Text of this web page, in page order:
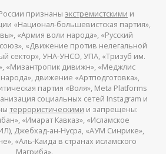
признаны экстремистскими и
«Национал-большевистская партия»,
«Армия воли народа», «Русский
«Движение против нелегальной
сектор», УНА-УНСО, УПА, «Тризуб им.
«Мизантропик дивижн», «Меджлис
народа», движение «Артподготовка»,
партия «Воля», Meta Platforms
социальных сетей Instagram и
террористическими и запрещены:
«Имарат Кавказ», «Исламское
Джебхад-ан-Нусра, «АУМ Синрике»,
«Аль-Каида в странах исламского
Магриба».